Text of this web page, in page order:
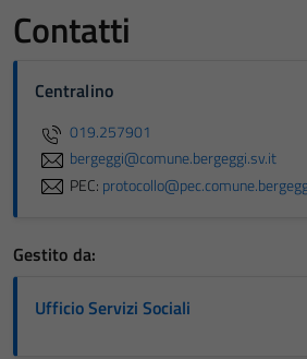
Contatti
Centralino
019.257901
bergeggi@comune.bergeggi.sv.it
PEC:
Gestito da:
Ufficio Servizi Sociali